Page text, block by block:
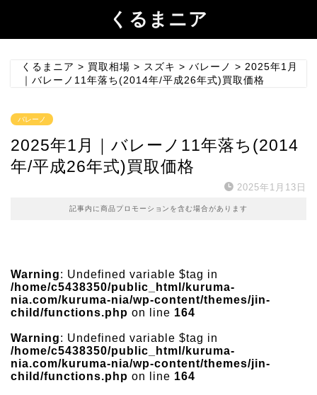
くるまニア
くるまニア > 買取相場 > スズキ > バレーノ > 2025年1月
｜バレーノ11年落ち(2014年/平成26年式)買取価格
バレーノ
2025年1月｜バレーノ11年落ち(2014
年/平成26年式)買取価格
2025年1月13日
記事内に商品プロモーションを含む場合があります
Warning: Undefined variable $tag in
/home/c5438350/public_html/kuruma-
nia.com/kuruma-nia/wp-content/themes/jin-
child/functions.php on line 164
Warning: Undefined variable $tag in
/home/c5438350/public_html/kuruma-
nia.com/kuruma-nia/wp-content/themes/jin-
child/functions.php on line 164